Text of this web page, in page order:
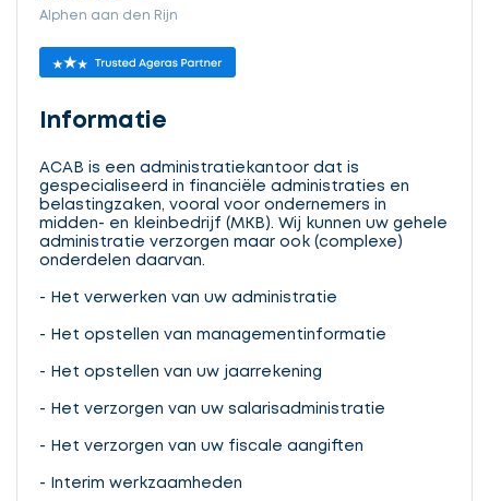
Alphen aan den Rijn
Informatie
ACAB is een administratiekantoor dat is
gespecialiseerd in financiële administraties en
belastingzaken, vooral voor ondernemers in
midden- en kleinbedrijf (MKB). Wij kunnen uw gehele
administratie verzorgen maar ook (complexe)
onderdelen daarvan.
- Het verwerken van uw administratie
- Het opstellen van managementinformatie
- Het opstellen van uw jaarrekening
- Het verzorgen van uw salarisadministratie
- Het verzorgen van uw fiscale aangiften
- Interim werkzaamheden